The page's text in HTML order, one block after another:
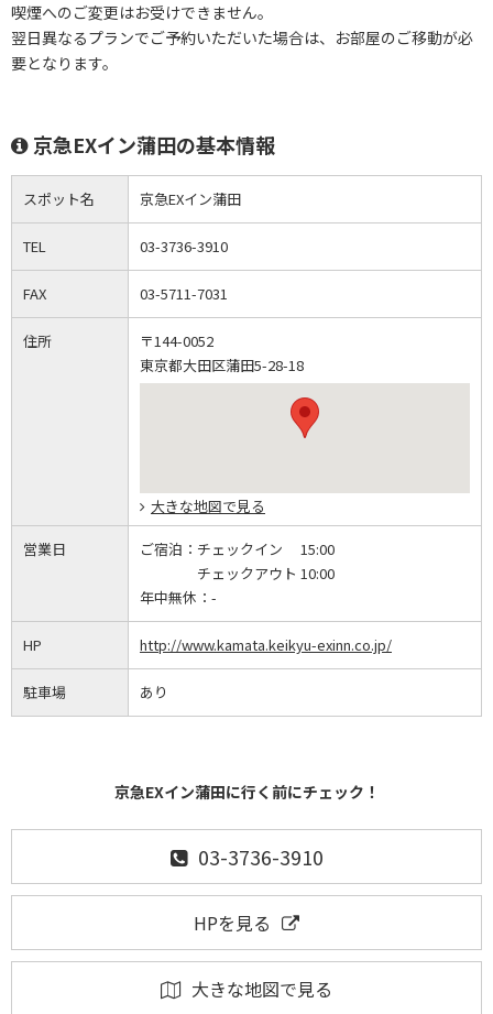
喫煙へのご変更はお受けできません。
翌日異なるプランでご予約いただいた場合は、お部屋のご移動が必
要となります。
京急EXイン蒲田の基本情報
スポット名 京急EXイン蒲田
TEL 03-3736-3910
FAX 03-5711-7031
住所
〒144-0052
東京都大田区蒲田5-28-18
大きな地図で見る
営業日 ご宿泊： チェックイン 15:00
チェックアウト 10:00
年中無休： -
HP http://www.kamata.keikyu-exinn.co.jp/
駐車場 あり
京急EXイン蒲田に行く前にチェック！
03-3736-3910
HPを見る
大きな地図で見る